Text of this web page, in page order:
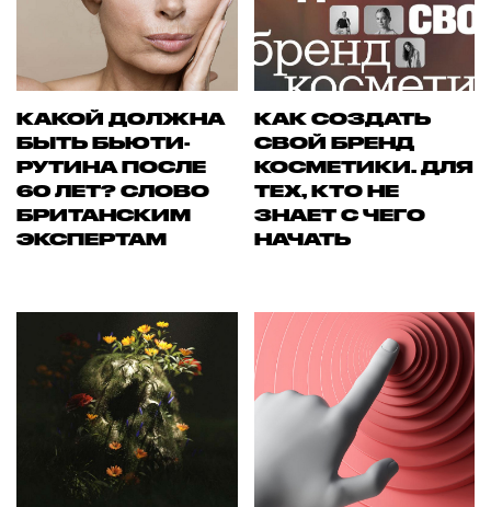
КАКОЙ ДОЛЖНА
БЫТЬ БЬЮТИ-
РУТИНА ПОСЛЕ
60 ЛЕТ? СЛОВО
БРИТАНСКИМ
ЭКСПЕРТАМ
КАК СОЗДАТЬ
СВОЙ БРЕНД
КОСМЕТИКИ. ДЛЯ
ТЕХ, КТО НЕ
ЗНАЕТ С ЧЕГО
НАЧАТЬ